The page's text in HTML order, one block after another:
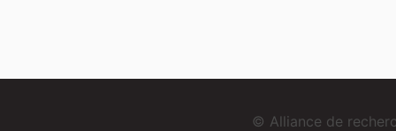
© Alliance de